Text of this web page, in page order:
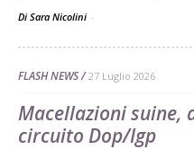
Di Sara Nicolini -
FLASH NEWS 27 Luglio 2026
Macellazioni suine,
circuito Dop/Igp